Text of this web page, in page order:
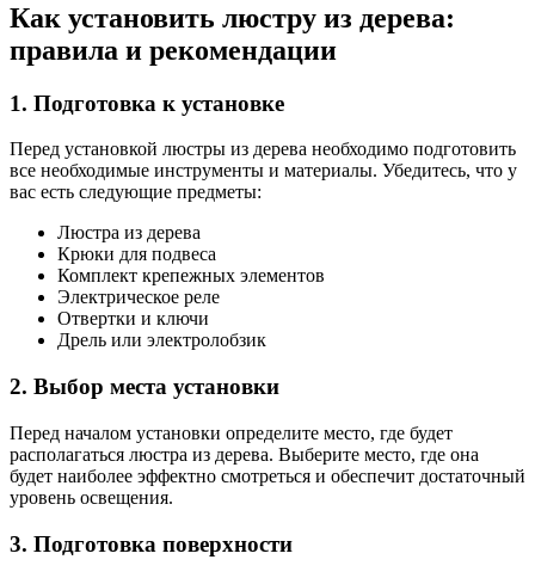
Как установить люстру из дерева:
правила и рекомендации
1. Подготовка к установке
Перед установкой люстры из дерева необходимо подготовить
все необходимые инструменты и материалы. Убедитесь, что у
вас есть следующие предметы:
Люстра из дерева
Крюки для подвеса
Комплект крепежных элементов
Электрическое реле
Отвертки и ключи
Дрель или электролобзик
2. Выбор места установки
Перед началом установки определите место, где будет
располагаться люстра из дерева. Выберите место, где она
будет наиболее эффектно смотреться и обеспечит достаточный
уровень освещения.
3. Подготовка поверхности